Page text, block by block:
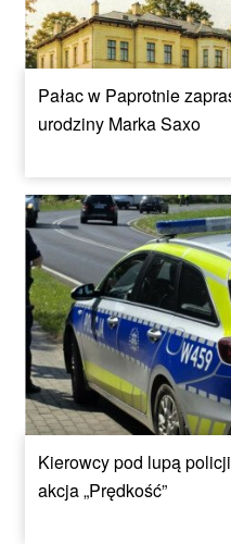
Pałac w Paprotnie
urodziny Marka Saxo
Kierowcy pod lupą
akcja „Prędkość”